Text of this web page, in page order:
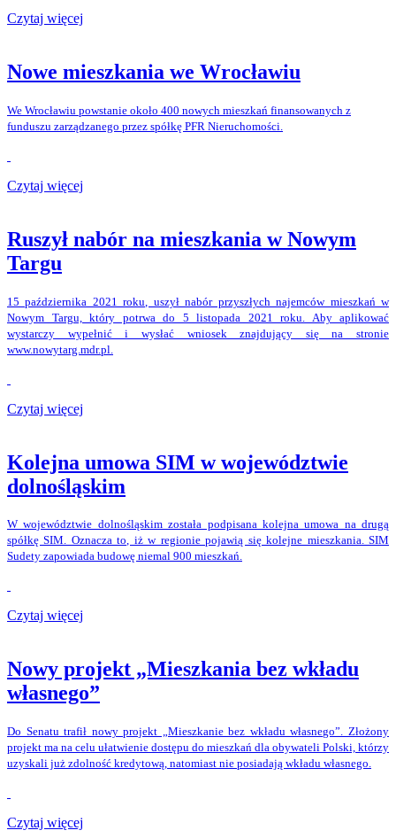
Czytaj więcej
Nowe mieszkania we Wrocławiu
We Wrocławiu powstanie około 400 nowych mieszkań finansowanych z
funduszu zarządzanego przez spółkę PFR Nieruchomości.
Czytaj więcej
Ruszył nabór na mieszkania w Nowym
Targu
15 października 2021 roku, uszył nabór przyszłych najemców mieszkań w
Nowym Targu, który potrwa do 5 listopada 2021 roku. Aby aplikować
wystarczy wypełnić i wysłać wniosek znajdujący się na stronie
www.nowytarg.mdr.pl.
Czytaj więcej
Kolejna umowa SIM w województwie
dolnośląskim
W województwie dolnośląskim została podpisana kolejna umowa na drugą
spółkę SIM. Oznacza to, iż w regionie pojawią się kolejne mieszkania. SIM
Sudety zapowiada budowę niemal 900 mieszkań.
Czytaj więcej
Nowy projekt „Mieszkania bez wkładu
własnego”
Do Senatu trafił nowy projekt „Mieszkanie bez wkładu własnego”. Złożony
projekt ma na celu ułatwienie dostępu do mieszkań dla obywateli Polski, którzy
uzyskali już zdolność kredytową, natomiast nie posiadają wkładu własnego.
Czytaj więcej